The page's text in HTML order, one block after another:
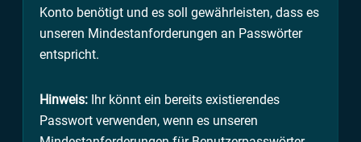
Konto benötigt und es soll gewährleisten, dass es
unseren Mindestanforderungen an Passwörter
entspricht.
Hinweis: Ihr könnt ein bereits existierendes
Passwort verwenden, wenn es unseren